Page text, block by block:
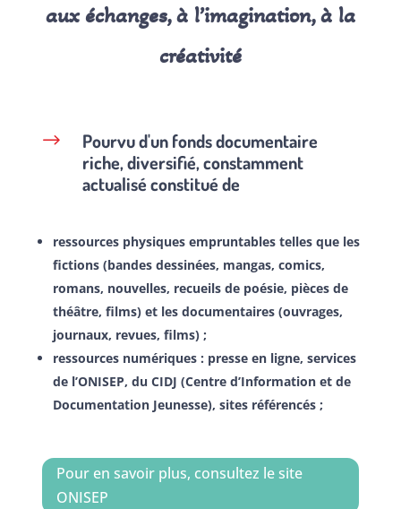
aux échanges, à l’imagination, à la
créativité
$
Pourvu d'un fonds documentaire
riche, diversifié, constamment
actualisé constitué de
ressources physiques empruntables telles que les
fictions (bandes dessinées, mangas, comics,
romans, nouvelles, recueils de poésie, pièces de
théâtre, films) et les documentaires (ouvrages,
journaux, revues, films) ;
ressources numériques : presse en ligne, services
de l’ONISEP, du CIDJ (Centre d’Information et de
Documentation Jeunesse), sites référencés ;
Pour en savoir plus, consultez le site
ONISEP